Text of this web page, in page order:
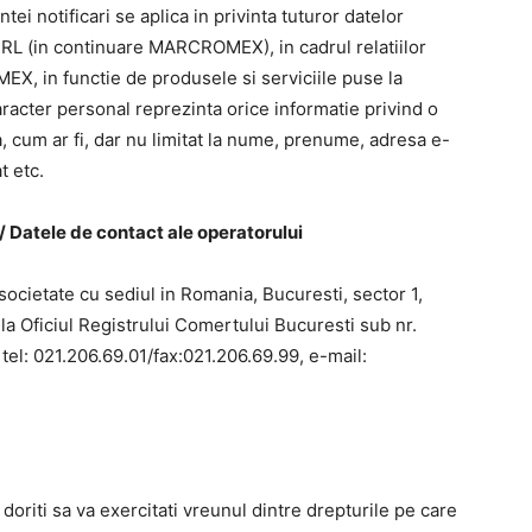
notificari se aplica in privinta tuturor datelor
(in continuare MARCROMEX), in cadrul relatiilor
in functie de produsele si serviciile puse la
personal reprezinta orice informatie privind o
ar fi, dar nu limitat la nume, prenume, adresa e-
etc.
Datele de contact ale operatorului
cu sediul in Romania, Bucuresti, sector 1,
Oficiul Registrului Comertului Bucuresti sub nr.
021.206.69.01/fax:021.206.69.99, e-mail:
sa va exercitati vreunul dintre drepturile pe care